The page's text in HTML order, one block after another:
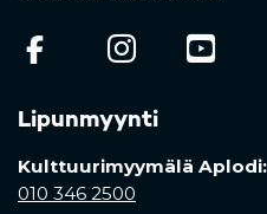
(opens in a
Lipunmyynti
Kulttuurimyymälä Aplodi:
010 346 2500